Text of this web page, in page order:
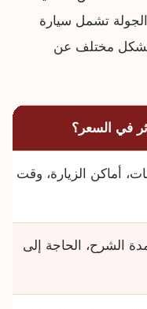
تشمل سيارة
بشكل مختلف عن
في السعر؟
أماكن الزيارة، وقت
الشرح، الحاجة إلى